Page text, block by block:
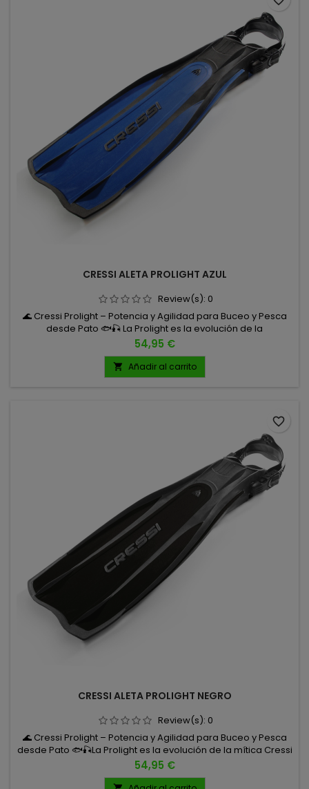
CRESSI ALETA PROLIGHT AZUL
Review(s): 0
🌊 Cressi Prolight – Potencia y Agilidad para Buceo y Pesca
desde Pato 🐟🎣 La Prolight es la evolución de la
mítica Cressi Frog, heredando su diseño de pala prolongada
sobre el calzante, pero incorporando nuevos materiales y un
diseño optimizado que la convierten en una aleta ligera,
reactiva y con un rendimiento sorprendente. TALLAS S/M M/L
Precio
54,95 €
 Añadir al carrito
CRESSI ALETA PROLIGHT NEGRO
Review(s): 0
🌊 Cressi Prolight – Potencia y Agilidad para Buceo y Pesca
desde Pato 🐟🎣La Prolight es la evolución de la mítica Cressi
Frog, heredando su diseño de pala prolongada sobre el
calzante, pero incorporando nuevos materiales y un diseño
Precio
54,95 €
favorite_border